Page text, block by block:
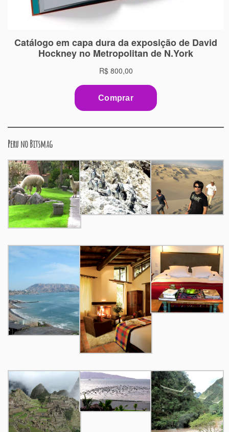
Peru no Bitsmag